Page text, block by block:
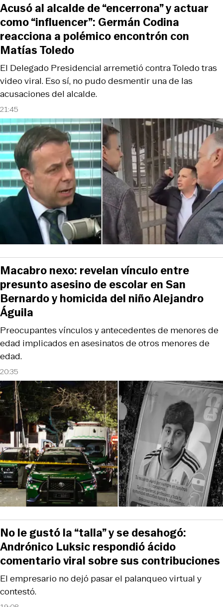
21:45
El Delegado Presidencial arremetió contra Toledo tras
video viral. Eso sí, no pudo desmentir una de las
acusaciones del alcalde.
Acusó al alcalde de “encerrona” y actuar
como “influencer”: Germán Codina
reacciona a polémico encontrón con
Matías Toledo
20:35
Preocupantes vínculos y antecedentes de menores de
edad implicados en asesinatos de otros menores de
edad.
Macabro nexo: revelan vínculo entre
presunto asesino de escolar en San
Bernardo y homicida del niño Alejandro
Águila
El empresario no dejó pasar el palanqueo virtual y
contestó.
No le gustó la “talla” y se desahogó:
Andrónico Luksic respondió ácido
comentario viral sobre sus contribuciones